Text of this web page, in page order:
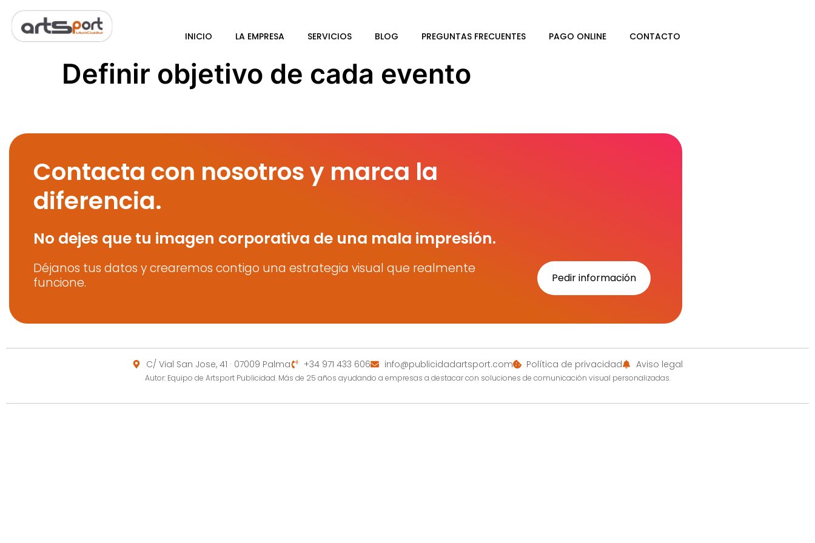
INICIO LA EMPRESA SERVICIOS BLOG PREGUNTAS FRECUENTES PAGO ONLINE CONTACTO
Definir objetivo de cada evento
Contacta con nosotros y marca la
diferencia.
No dejes que tu imagen corporativa de una mala impresión.
Déjanos tus datos y crearemos contigo una estrategia visual que realmente
funcione.
Pedir información
C/ Vial San Jose, 41 · 07009 Palma +34 971 433 606 info@publicidadartsport.com Política de privacidad Aviso legal
Autor: Equipo de Artsport Publicidad. Más de 25 años ayudando a empresas a destacar con soluciones de comunicación visual personalizadas.